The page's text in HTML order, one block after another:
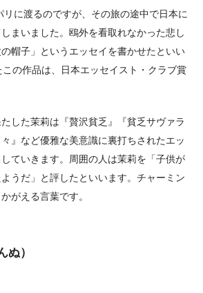
に渡るのですが、その旅の途中で日本に
まいました。鴎外を看取れなかった悲し
帽子」というエッセイを書かせたといい
の作品は、日本エッセイスト・クラブ賞
した茉莉は『贅沢貧乏』『貧乏サヴァラ
』など優雅な美意識に裏打ちされたエッ
ていきます。周囲の人は茉莉を「子供が
うだ」と評したといいます。チャーミン
がえる言葉です。
ぬ）